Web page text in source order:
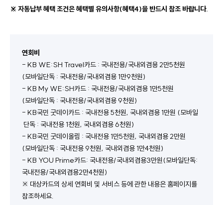
※ 자동납부 혜택 조건은 혜택별 유의사항(혜택4)을 반드시 참조 바랍니다.
연회비
- KB WE:SH Travel카드 : 국내전용/국내외겸용 2만5천원
(모바일단독 : 국내전용/국내외겸용 1만9천원)
- KB My WE:SH카드 : 국내전용/국내외겸용 1만5천원
(모바일단독 : 국내전용/국내외겸용 9천원)
- KB국민 굿데이카드 : 국내전용 5천원, 국내외겸용 1만원 (모바일
단독 : 국내전용 1천원, 국내외겸용 6천원)
- KB국민 굿데이올림 : 국내전용 1만5천원, 국내외겸용 2만원
(모바일단독 : 국내전용 9천원, 국내외겸용 1만4천원)
- KB YOU Prime카드: 국내전용/국내외겸용3만원(모바일단독:
국내전용/국내외겸용2만4천원)
※ 대상카드의 상세 연회비 및 서비스 등에 관한 내용은 홈페이지를
참조하세요.